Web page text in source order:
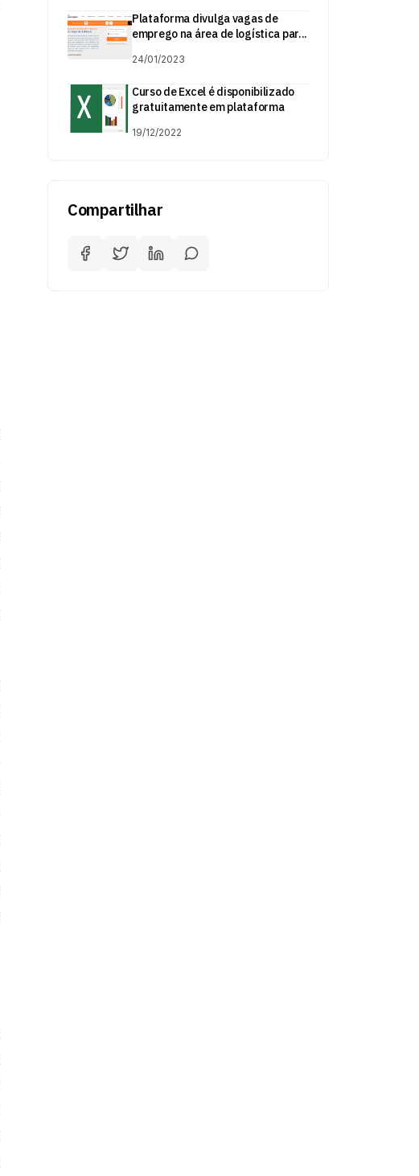
Plataforma divulga vagas de
emprego na área de logística par...
24/01/2023
Curso de Excel é disponibilizado
gratuitamente em plataforma
19/12/2022
Compartilhar